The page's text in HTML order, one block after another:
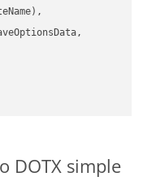
DOTX simple